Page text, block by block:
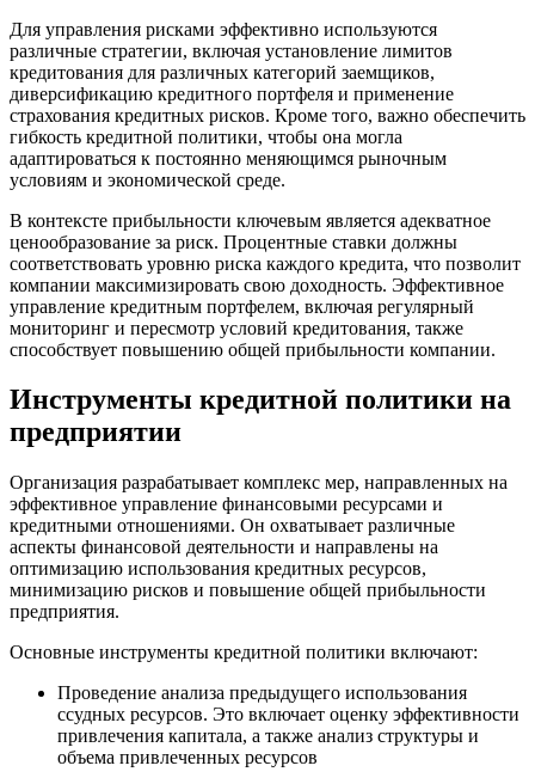
Для управления рисками эффективно используются
различные стратегии, включая установление лимитов
кредитования для различных категорий заемщиков,
диверсификацию кредитного портфеля и применение
страхования кредитных рисков. Кроме того, важно обеспечить
гибкость кредитной политики, чтобы она могла
адаптироваться к постоянно меняющимся рыночным
условиям и экономической среде.
В контексте прибыльности ключевым является адекватное
ценообразование за риск. Процентные ставки должны
соответствовать уровню риска каждого кредита, что позволит
компании максимизировать свою доходность. Эффективное
управление кредитным портфелем, включая регулярный
мониторинг и пересмотр условий кредитования, также
способствует повышению общей прибыльности компании.
Инструменты кредитной политики на
предприятии
Организация разрабатывает комплекс мер, направленных на
эффективное управление финансовыми ресурсами и
кредитными отношениями. Он охватывает различные
аспекты финансовой деятельности и направлены на
оптимизацию использования кредитных ресурсов,
минимизацию рисков и повышение общей прибыльности
предприятия.
Основные инструменты кредитной политики включают:
Проведение анализа предыдущего использования
ссудных ресурсов. Это включает оценку эффективности
привлечения капитала, а также анализ структуры и
объема привлеченных ресурсов